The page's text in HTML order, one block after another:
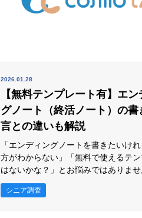
2026.01.28
【無料テンプレート有】エ
グノート（終活ノート）の書
言との違いも解説
「エンディングノートを書きたいけ
方がわからない」「無料で使えるテン
はないかな？」とお悩みではありません
記事では、エンディングノートの役割
を、初心者にもわかりやすく解説しま
シニア調査